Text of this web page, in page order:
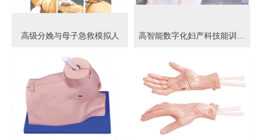
高级分娩与母子急救模拟人 高智能数字化妇产科技能训练系统 (计算机控制)